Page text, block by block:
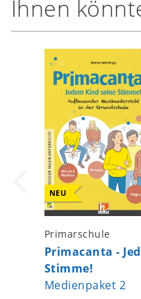
Ihnen
NEU
Primarschule
Primacanta -
Stimme!
Medienpaket 2